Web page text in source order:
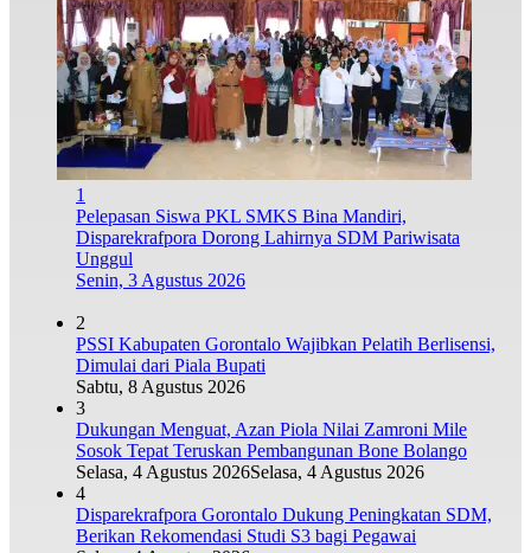
1
Pelepasan Siswa PKL SMKS Bina Mandiri,
Disparekrafpora Dorong Lahirnya SDM Pariwisata
Unggul
Senin, 3 Agustus 2026
2
PSSI Kabupaten Gorontalo Wajibkan Pelatih Berlisensi,
Dimulai dari Piala Bupati
Sabtu, 8 Agustus 2026
3
Dukungan Menguat, Azan Piola Nilai Zamroni Mile
Sosok Tepat Teruskan Pembangunan Bone Bolango
Selasa, 4 Agustus 2026Selasa, 4 Agustus 2026
4
Disparekrafpora Gorontalo Dukung Peningkatan SDM,
Berikan Rekomendasi Studi S3 bagi Pegawai